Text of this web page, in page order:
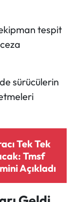
tespit
sürücülerin
Tek Tek
Tmsf
Açıkladı